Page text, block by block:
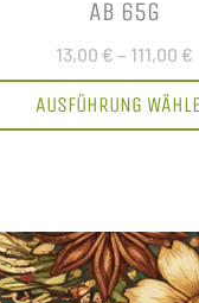
AB 65G
13,00 € – 111,00 €
AUSFÜHRUNG